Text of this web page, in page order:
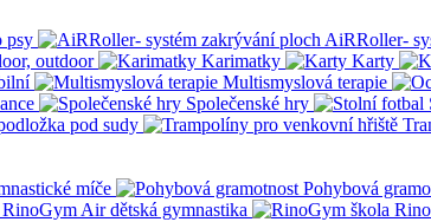
psy AiRRoller-
outdoor Karimatky Karty
Multismyslová terapie
Společenské hry
pod sudy
míče Pohybová
RinoGym Air dětská gymnastika